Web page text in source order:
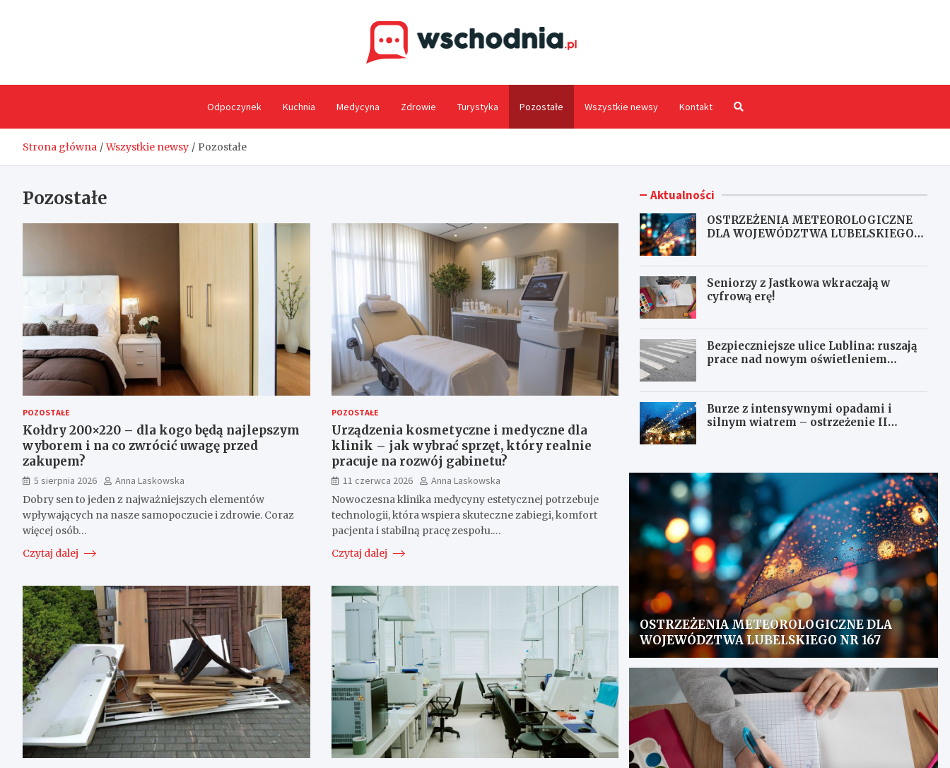
Odpoczynek Kuchnia Medycyna Zdrowie Turystyka Pozostałe Wszystkie newsy Kontakt
Strona główna Wszystkie newsy Pozostałe
Pozostałe
POZOSTAŁE
Kołdry 200×220 – dla kogo będą najlepszym
wyborem i na co zwrócić uwagę przed
zakupem?
5 sierpnia 2026
Anna Laskowska
Dobry sen to jeden z najważniejszych elementów
wpływających na nasze samopoczucie i zdrowie. Coraz
więcej osób…
Czytaj dalej
POZOSTAŁE
Urządzenia kosmetyczne i medyczne dla
klinik – jak wybrać sprzęt, który realnie
pracuje na rozwój gabinetu?
11 czerwca 2026
Anna Laskowska
Nowoczesna klinika medycyny estetycznej potrzebuje
technologii, która wspiera skuteczne zabiegi, komfort
pacjenta i stabilną pracę zespołu.…
Czytaj dalej
Aktualności
OSTRZEŻENIA METEOROLOGICZNE
DLA WOJEWÓDZTWA LUBELSKIEGO
Seniorzy z Jastkowa wkraczają w
cyfrową erę!
Bezpieczniejsze ulice Lublina: ruszają
prace nad nowym oświetleniem
Burze z intensywnymi opadami i
silnym wiatrem – ostrzeżenie II
OSTRZEŻENIA METEOROLOGICZNE DLA
WOJEWÓDZTWA LUBELSKIEGO NR 167